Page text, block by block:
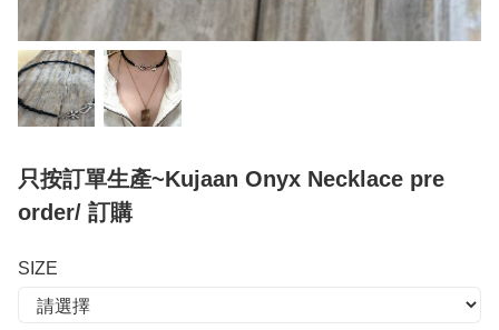
只按訂單生產~Kujaan Onyx Necklace pre
order/ 訂購
SIZE